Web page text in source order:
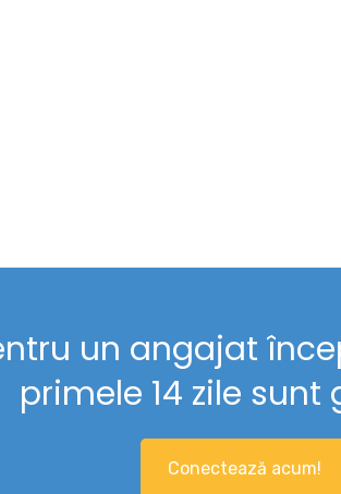
un angajat
primele 14 zile sunt
Conectează acum!